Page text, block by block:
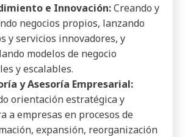
e Innovación:Creando y
negocios propios, lanzando
y servicios innovadores, y
modelos de negocio
y escalables.
y Asesoría Empresarial:
orientación estratégica y
a empresas en procesos de
expansión, reorganización